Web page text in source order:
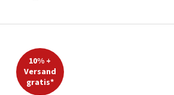
10% +
Versand
gratis*